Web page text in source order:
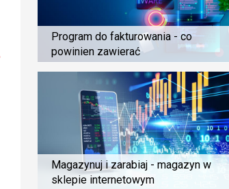
Program do fakturowania - co
powinien zawierać
Magazynuj i zarabiaj - magazyn w
sklepie internetowym